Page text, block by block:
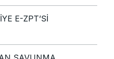
E-ZPT’Sİ